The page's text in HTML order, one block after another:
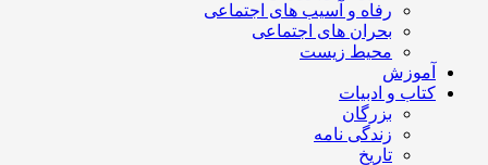
رفاه و آسیب های اجتماعی
بحران های اجتماعی
محیط زیست
آموزش
کتاب و ادبیات
بزرگان
زندگی نامه
تاریخ